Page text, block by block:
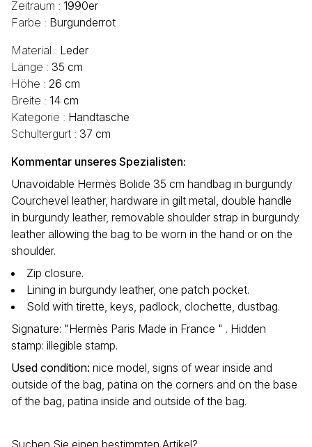
Zeitraum : 1990er
Farbe : Burgunderrot
Material : Leder
Länge : 35 cm
Höhe : 26 cm
Breite : 14 cm
Kategorie : Handtasche
Schultergurt : 37 cm
Kommentar unseres Spezialisten:
Unavoidable Hermès Bolide 35 cm handbag in burgundy
Courchevel leather, hardware in gilt metal, double handle
in burgundy leather, removable shoulder strap in burgundy
leather allowing the bag to be worn in the hand or on the
shoulder.
Zip closure.
Lining in burgundy leather, one patch pocket.
Sold with tirette, keys, padlock, clochette, dustbag.
Signature: "Hermès Paris Made in France " . Hidden
stamp: illegible stamp.
Used condition: nice model, signs of wear inside and
outside of the bag, patina on the corners and on the base
of the bag, patina inside and outside of the bag.